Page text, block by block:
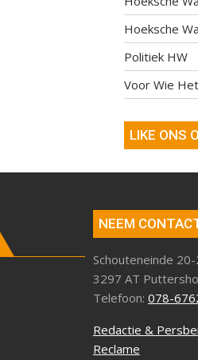
Hoeksche
Politiek HW
Voor Wie
LIKE ONS
NEEM
Schouteneinde
3297 AT
Telefoon: 078-
Redactie &
Reclame